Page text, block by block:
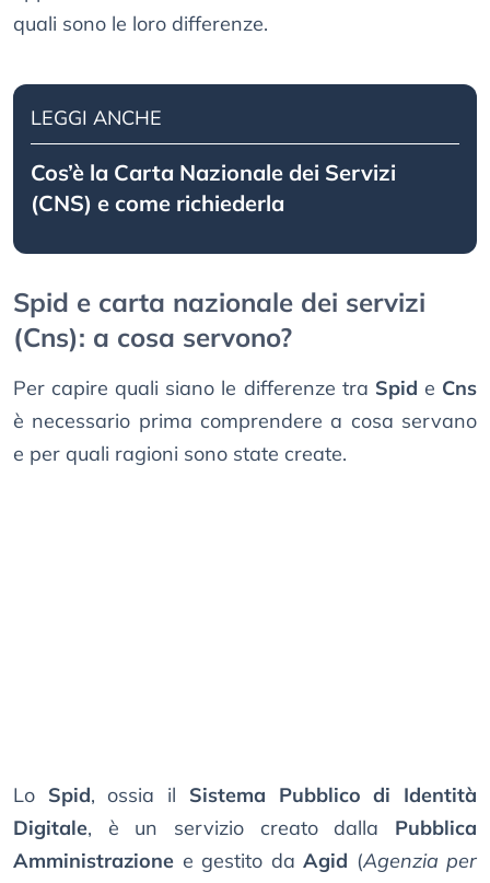
quali sono le loro differenze.
LEGGI ANCHE
Cos’è la Carta Nazionale dei Servizi
(CNS) e come richiederla
Spid e carta nazionale dei servizi
(Cns): a cosa servono?
Per capire quali siano le differenze tra Spid e Cns
è necessario prima comprendere a cosa servano
e per quali ragioni sono state create.
Lo Spid, ossia il Sistema Pubblico di Identità
Digitale, è un servizio creato dalla Pubblica
Amministrazione e gestito da Agid (Agenzia per